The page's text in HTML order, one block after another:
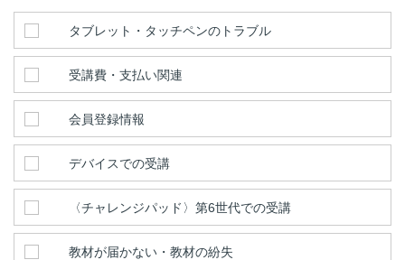
タブレット・タッチペンのトラブル
受講費・支払い関連
会員登録情報
デバイスでの受講
〈チャレンジパッド〉第6世代での受講
教材が届かない・教材の紛失